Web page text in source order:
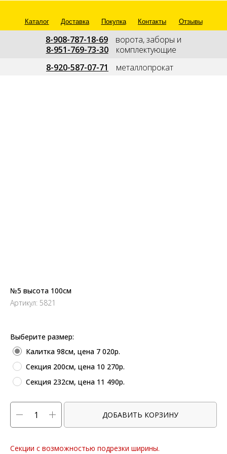
8-908-787-18-69
ворота, заборы и
8-951-769-73-30--- комплектующие
8-920-587-07-71 металлопрокат
Каталог Доставка Покупка Отзывы
Контакты
№5 высота 100см
Артикул: 5821
Выберите размер:
Калитка 98см, цена 7 020р.
Секция 200см, цена 10 270р.
Секция 232см, цена 11 490р.
ДОБАВИТЬ КОРЗИНУ
Секции с возможностью подрезки ширины.